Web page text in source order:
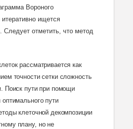
Вороного
ищется
отметить, что метод
рассматривается как
точности сетки сложность
Поиск пути при помощи
пути
клеточной декомпозиции
плану, но не